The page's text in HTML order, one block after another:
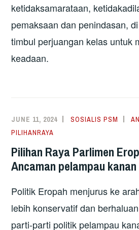
ketidaksamarataan,
pemaksaan dan penindasan,
timbul perjuangan kelas untuk
keadaan.
JUNE 11, 2024 SOSIALIS PSM
PILIHANRAYA
Pilihan Raya Parlimen
Ancaman pelampau
Politik Eropah menjurus ke
lebih konservatif dan
parti-parti politik pelampau